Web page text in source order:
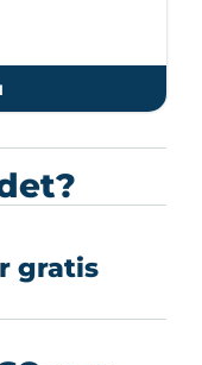
gratis